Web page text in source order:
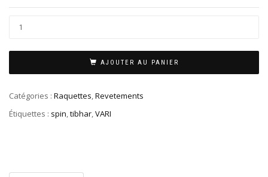
AJOUTER AU PANIER
Catégories : Raquettes,Revetements
Étiquettes : spin,tibhar,VARI